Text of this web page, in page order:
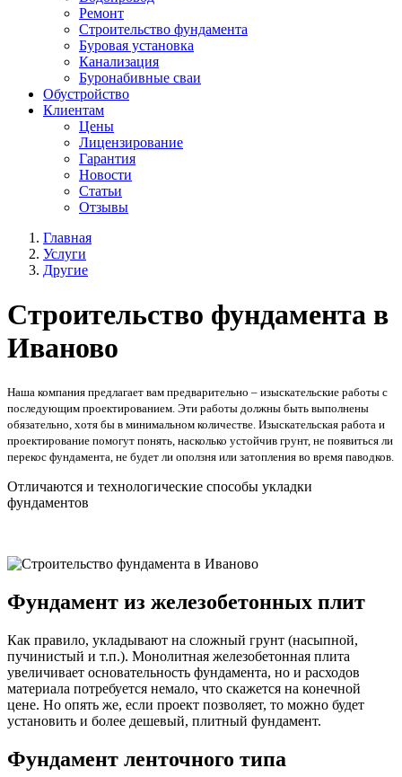
Ремонт
Строительство фундамента
Буровая установка
Канализация
Буронабивные сваи
Обустройство
Клиентам
Цены
Лицензирование
Гарантия
Новости
Статьи
Отзывы
Главная
Услуги
Другие
Строительство фундамента в
Иваново
Наша компания предлагает вам предварительно – изыскательские работы с
последующим проектированием. Эти работы должны быть выполнены
обязательно, хотя бы в минимальном количестве. Изыскательская работа и
проектирование помогут понять, насколько устойчив грунт, не появиться ли
перекос фундамента, не будет ли оползня или затопления во время паводков.
Отличаются и технологические способы укладки
фундаментов
Фундамент из железобетонных плит
Как правило, укладывают на сложный грунт (насыпной,
пучинистый и т.п.). Монолитная железобетонная плита
увеличивает основательность фундамента, но и расходов
материала потребуется немало, что скажется на конечной
цене. Но опять же, если проект позволяет, то можно будет
установить и более дешевый, плитный фундамент.
Фундамент ленточного типа